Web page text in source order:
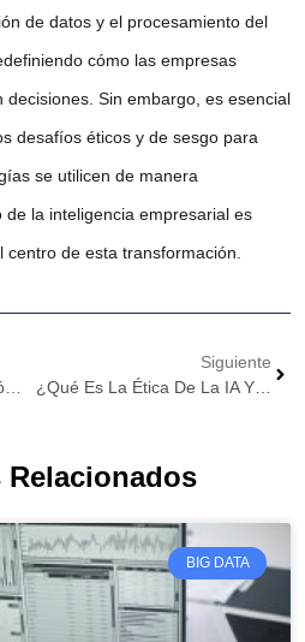
de datos y el procesamiento del
cómo las empresas
Sin embargo, es esencial
desafíos éticos y de sesgo para
se utilicen de manera
la inteligencia empresarial es
de esta transformación.
Siguiente
¿Qué Es La Ética De La IA Y Por Qué Debería Importarte? Descúbrelo Aquí
BIG DATA